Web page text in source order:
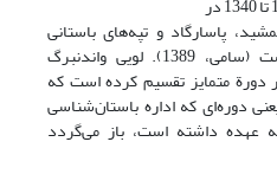
پاسارگاد و تپه‌های باستانی
مرودشت شرکت و نظارت داشت (سامی، 1389). لویی واندنبرگ
متمایز تقسیم کرده است که
دوره‌ای که اداره باستان‌شناسی
عهده داشته است، باز می‌گردد